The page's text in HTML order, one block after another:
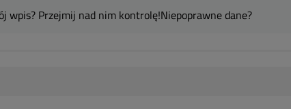
wpis? Przejmij nad nim kontrolę!Niepoprawne dane?